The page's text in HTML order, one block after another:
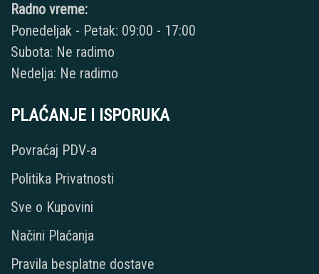
Radno vreme:
Ponedeljak - Petak: 09:00 - 17:00
Subota: Ne radimo
Nedelja: Ne radimo
PLAĆANJE I ISPORUKA
Povraćaj PDV-a
Politika Privatnosti
Sve o Kupovini
Načini Plaćanja
Pravila besplatne dostave